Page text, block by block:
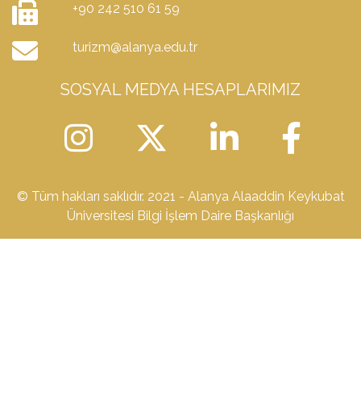
+90 242 510 61 59
turizm@alanya.edu.tr
SOSYAL MEDYA HESAPLARIMIZ
© Tüm hakları saklıdır. 2021 - Alanya Alaaddin Keykubat
Üniversitesi Bilgi İşlem Daire Başkanlığı